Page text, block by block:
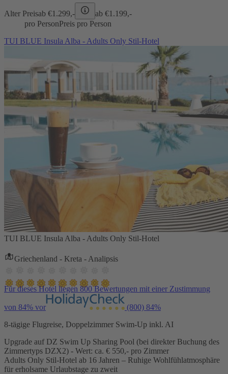
Alter Preisab €1.299,- ab €1.199,-
pro PersonPreis pro Person
TUI BLUE Insula Alba - Adults Only Stil-Hotel
TUI BLUE Insula Alba - Adults Only Stil-Hotel
Griechenland - Kreta - Analipsis
Für dieses Hotel liegen 800 Bewertungen mit einer Zustimmung
von 84% vor (800) 84%
8-tägige Flugreise, Doppelzimmer Swim-Up inkl. AI
Upgrade auf DZ Swim Up Sharing Pool (bei direkter Buchung des
Zimmertyps DZX2) - Wert: ca. € 550,- pro Zimmer
Adults Only Stil-Hotel ab 16 Jahren – Ruhige Wohlfühlatmosphäre
für erholsame Urlaubstage zu zweit